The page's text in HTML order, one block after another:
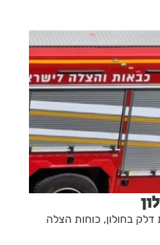
בחולון, כוחות הצלה